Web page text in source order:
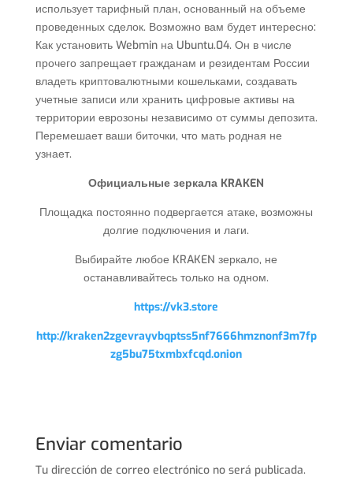
использует тарифный план, основанный на объеме
проведенных сделок. Возможно вам будет интересно:
Как установить Webmin на Ubuntu.04. Он в числе
прочего запрещает гражданам и резидентам России
владеть криптовалютными кошельками, создавать
учетные записи или хранить цифровые активы на
территории еврозоны независимо от суммы депозита.
Перемешает ваши биточки, что мать родная не
узнает.
Официальные зеркала KRAKEN
Площадка постоянно подвергается атаке, возможны
долгие подключения и лаги.
Выбирайте любое KRAKEN зеркало, не
останавливайтесь только на одном.
https://vk3.store
http://kraken2zgevrayvbqptss5nf7666hmznonf3m7fp
zg5bu75txmbxfcqd.onion
Enviar comentario
Tu dirección de correo electrónico no será publicada.